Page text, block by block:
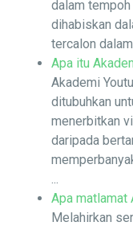
dalam
dihabiskan
tercalon
Apa itu
Akademi
ditubuhkan
menerbitkan
daripada
...
Apa matlamat
Melahirkan